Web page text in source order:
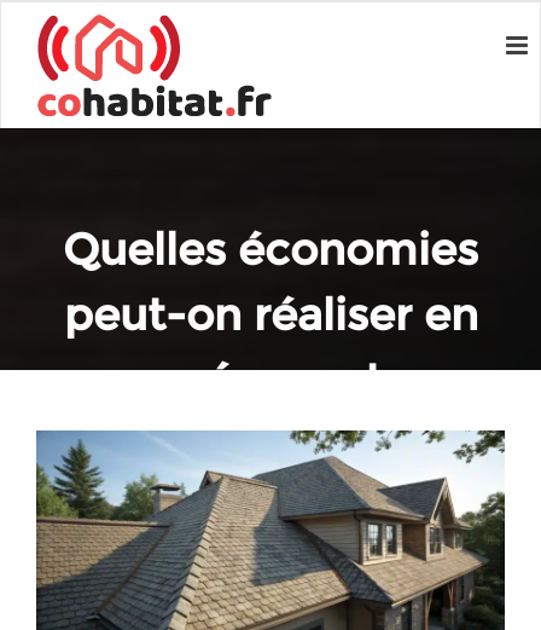
Quelles économies
peut-on réaliser en
prévenant
l’infestation de
pigeons ?
Home
Conseils en travaux
Quelles économies peut-on réaliser en prévenant l’infestation
de pigeons ?